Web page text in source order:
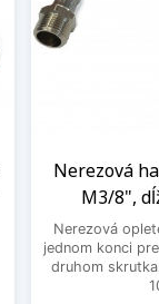
Nerezová
M3/8",
Nerezová
jednom konci
druhom